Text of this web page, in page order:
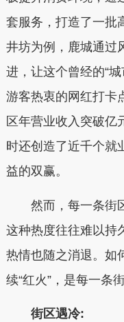
套服务，打造了一批
井坊为例，鹿城通过
进，让这个曾经的“
游客热衷的网红打卡
区年营业收入突破亿
时还创造了近千个就
益的双赢。
然而，每一条街区
这种热度往往难以持
热情也随之消退。如
续“红火”，是每一条
街区遇冷: